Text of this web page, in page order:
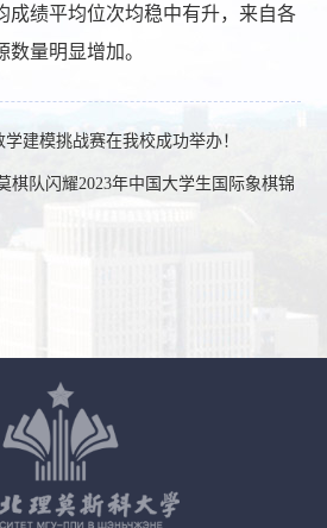
成绩平均位次均稳中有升，来自各
量明显增加。
学建模挑战赛在我校成功举办！
棋队闪耀2023年中国大学生国际象棋锦